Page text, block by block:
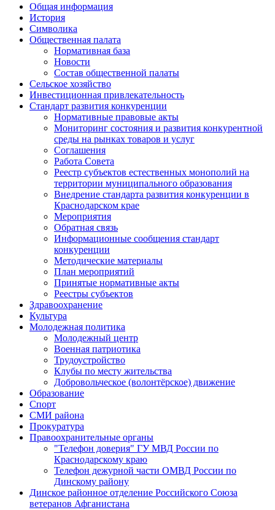
Общая информация
История
Символика
Общественная палата
Нормативная база
Новости
Состав общественной палаты
Сельское хозяйство
Инвестиционная привлекательность
Стандарт развития конкуренции
Нормативные правовые акты
Мониторинг состояния и развития конкурентной
среды на рынках товаров и услуг
Соглашения
Работа Совета
Реестр субъектов естественных монополий на
территории муниципального образования
Внедрение стандарта развития конкуренции в
Краснодарском крае
Мероприятия
Обратная связь
Информационные сообщения стандарт
конкуренции
Методические материалы
План мероприятий
Принятые нормативные акты
Реестры субъектов
Здравоохранение
Культура
Молодежная политика
Молодежный центр
Военная патриотика
Трудоустройство
Клубы по месту жительства
Добровольческое (волонтёрское) движение
Образование
Спорт
СМИ района
Прокуратура
Правоохранительные органы
"Телефон доверия" ГУ МВД России по
Краснодарскому краю
Телефон дежурной части ОМВД России по
Динскому району
Динское районное отделение Российского Союза
ветеранов Афганистана